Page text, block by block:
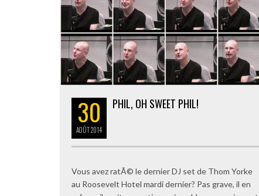
30
AOÛT2014
PHIL, OH SWEET PHIL!
Vous avez ratÃ© le dernier DJ set de Thom Yorke
au Roosevelt Hotel mardi dernier? Pas grave, il en